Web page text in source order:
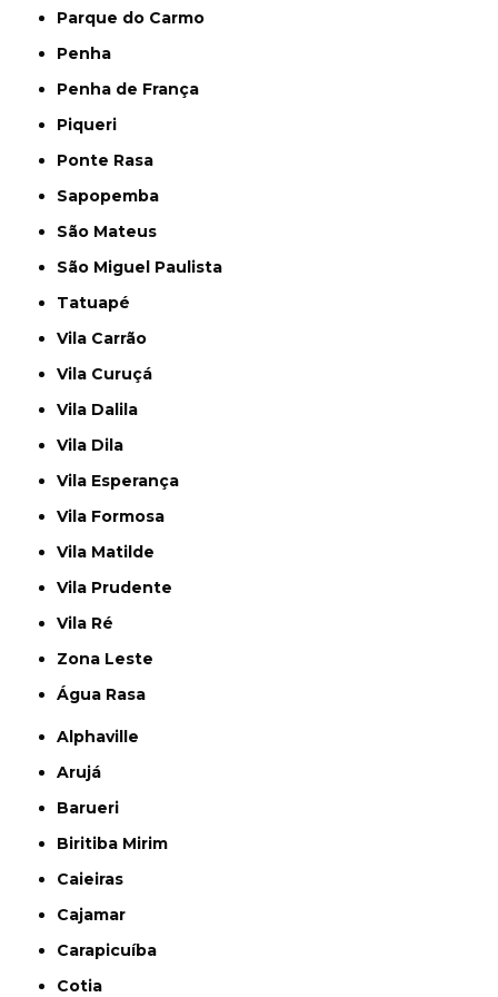
Parque do Carmo
Penha
Penha de França
Piqueri
Ponte Rasa
Sapopemba
São Mateus
São Miguel Paulista
Tatuapé
Vila Carrão
Vila Curuçá
Vila Dalila
Vila Dila
Vila Esperança
Vila Formosa
Vila Matilde
Vila Prudente
Vila Ré
Zona Leste
Água Rasa
Alphaville
Arujá
Barueri
Biritiba Mirim
Caieiras
Cajamar
Carapicuíba
Cotia